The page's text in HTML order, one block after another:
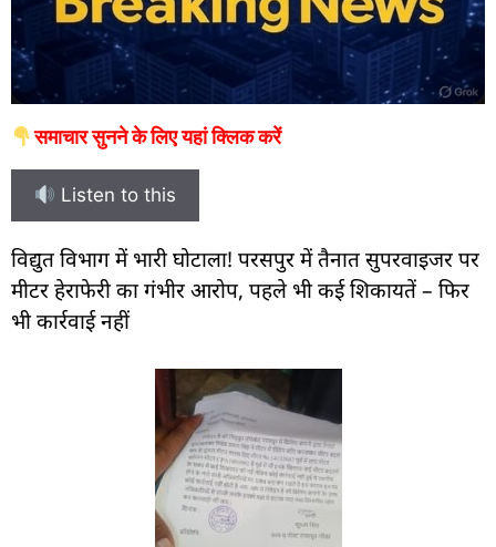
समाचार सुनने के लिए यहां क्लिक करें
Listen to this
विद्युत विभाग में भारी घोटाला! परसपुर में तैनात सुपरवाइजर पर
मीटर हेराफेरी का गंभीर आरोप, पहले भी कई शिकायतें – फिर
भी कार्रवाई नहीं